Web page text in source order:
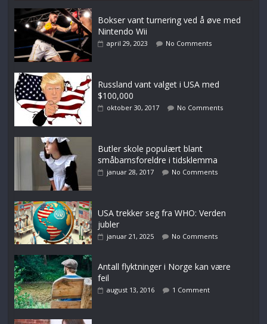
Bokser vant turnering ved å øve med
Nintendo Wii
april 29, 2023 No Comments
Russland vant valget i USA med
$100,000
oktober 30, 2017 No Comments
Butler skole populært blant
småbarnsforeldre i tidsklemma
januar 28, 2017 No Comments
USA trekker seg fra WHO: Verden
jubler
januar 21, 2025 No Comments
Antall flyktninger i Norge kan være
feil
august 13, 2016 1 Comment